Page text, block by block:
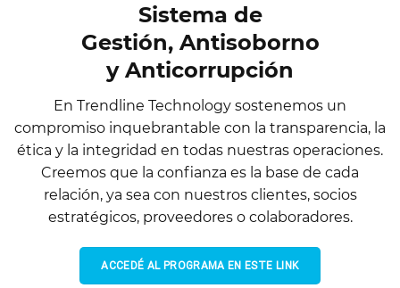
Sistema de
Gestión, Antisoborno
y Anticorrupción
En Trendline Technology sostenemos un
compromiso inquebrantable con la transparencia, la
ética y la integridad en todas nuestras operaciones.
Creemos que la confianza es la base de cada
relación, ya sea con nuestros clientes, socios
estratégicos, proveedores o colaboradores.
ACCEDÉ AL PROGRAMA EN ESTE LINK